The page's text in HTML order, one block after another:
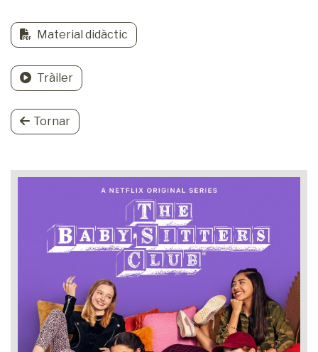
Material didàctic
Tràiler
Tornar